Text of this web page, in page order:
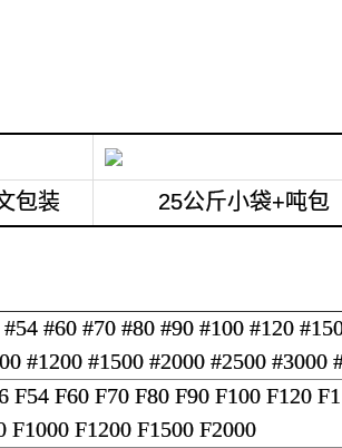
装 25公斤小袋+吨包
#60 #70 #80 #90 #100 #120
#1200 #1500 #2000 #2500 #3000
F54 F60 F70 F80 F90 F100 F120
F1000 F1200 F1500 F2000